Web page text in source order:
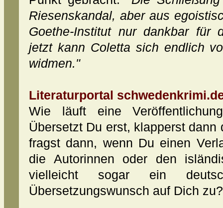
Riesenskandal, aber aus
Goethe-Institut nur dankbar für
jetzt kann Coletta sich endlich
widmen."
Literaturportal
Wie läuft eine
Übersetzt Du erst, klapperst
fragst dann, wenn Du einen
die Autorinnen oder den
vielleicht sogar ein
Übersetzungswunsch auf Dich zu?